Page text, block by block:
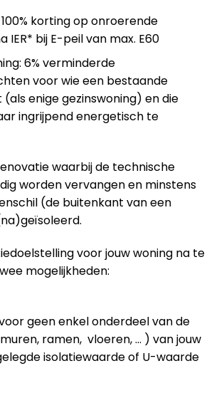
korting op onroerende
IER* bij E-peil van max. E60
6% verminderde
voor wie een bestaande
enige gezinswoning) en die
ingrijpend energetisch te
waarbij de technische
worden vervangen en minstens
(de buitenkant van een
voor jouw woning na te
mogelijkheden:
geen enkel onderdeel van de
ramen, vloeren, … ) van jouw
isolatiewaarde of U-waarde